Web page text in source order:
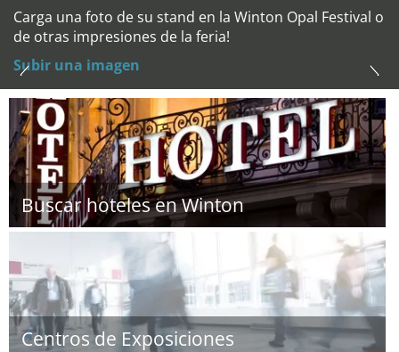
Carga una foto de su stand en la Winton Opal Festival o
de otras impresiones de la feria!
Subir una imagen
Buscar hoteles en Winton
Centros de Exposiciones